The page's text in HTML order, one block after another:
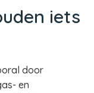
iets
door
en